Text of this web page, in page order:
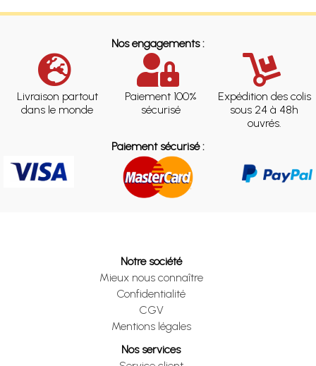
Nos engagements :
Livraison partout
dans le monde
Paiement 100%
sécurisé
Expédition des colis
sous 24 à 48h
ouvrés.
Paiement sécurisé :
Notre société
Mieux nous connaître
Confidentialité
CGV
Mentions légales
Nos services